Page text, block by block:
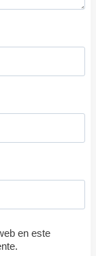
en este